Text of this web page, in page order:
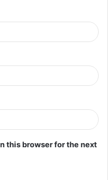
this browser for the next